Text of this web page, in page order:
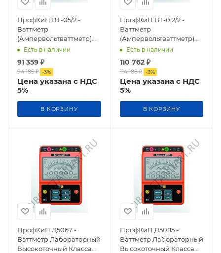
ПрофКиП ВТ-05/2 -
Ваттметр
(Ампервольтваттметр)
Лабораторный
Точности 0,5
Есть в наличии
91 359 ₽
94 185₽ -3%
Цена указана с НДС
5%
В КОРЗИНУ
ПрофКиП ВТ-0,2/2 -
Ваттметр
(Ампервольтваттметр)
Лабораторный
Точности 0,2
Есть в наличии
110 762₽
114 188₽ -3%
Цена указана с НДС
5%
В КОРЗИНУ
ПрофКиП Д5067 -
Ваттметр Лабораторный
Высокоточный Класса
ПрофКиП Д5085 -
Ваттметр Лабораторный
Высокоточный Класса